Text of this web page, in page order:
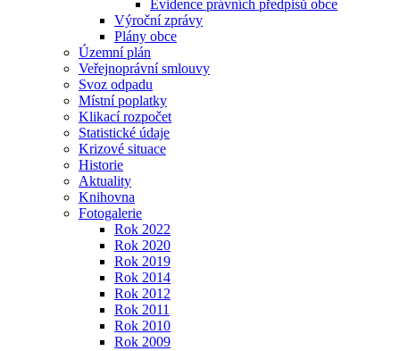
Evidence právních předpisů obce
Výroční zprávy
Plány obce
Územní plán
Veřejnoprávní smlouvy
Svoz odpadu
Místní poplatky
Klikací rozpočet
Statistické údaje
Krizové situace
Historie
Aktuality
Knihovna
Fotogalerie
Rok 2022
Rok 2020
Rok 2019
Rok 2014
Rok 2012
Rok 2011
Rok 2010
Rok 2009